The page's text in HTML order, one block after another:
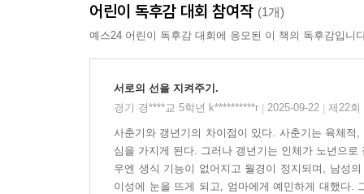
한편, 엄마도 달라졌습니다. 예전에는 이해심 많
먹으라고 하고, 밤낮없이 외출하지요. 수호는 텅
오랜 시간 가족을 돌봐 온 엄마는, 자신만의 세계
역할을 잠시 내려놓고 자신을 돌아보고 싶은 마
중 땀을 흘리며 새로운 일에 몰두하는 엄마와 마주
아니, 휴지는 화장실에 무조건 있는 거 아닌가?
어린이 독후감 대회 참여작 (1개)
예스24 어린이 독후감 대회에 응모된 이 책의 독후감입니
서로의 선을 지켜주기.
경기 경****교 5학년 k**********r
2025-09-22 제22회
사춘기와 갱년기의 차이점이 있다. 사춘기는 육체
심을 가지게 된다. 그러나 갱년기는 인체가 노년으
우엔 생식 기능이 없어지고 월경이 정지되며, 남성
이성에 눈을 뜨게 되고, 엄마에게 예민하게 대했다.